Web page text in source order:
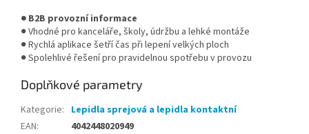
● B2B provozní informace
● Vhodné pro kanceláře, školy, údržbu a lehké montáže
● Rychlá aplikace šetří čas při lepení velkých ploch
● Spolehlivé řešení pro pravidelnou spotřebu v provozu
Doplňkové parametry
Kategorie: Lepidla sprejová a lepidla kontaktní
EAN: 4042448020949